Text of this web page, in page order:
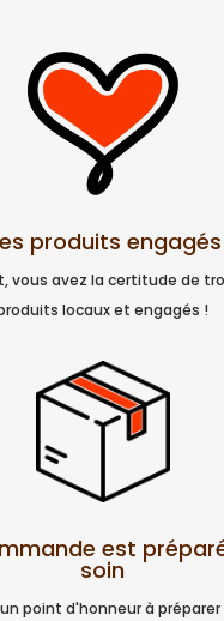
produits engagés
vous avez la certitude de
locaux et engagés !
est
soin
point d'honneur à